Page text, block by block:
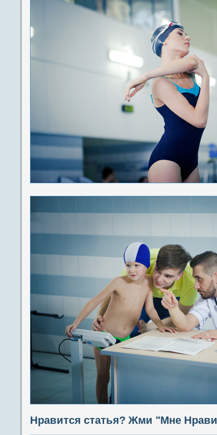
Нравится статья? Жми "Мне